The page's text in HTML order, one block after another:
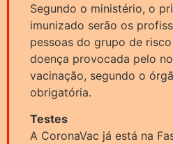
Segundo o ministério, o
imunizado serão os
pessoas do grupo de
doença provocada pelo
vacinação, segundo o
obrigatória.
Testes
A CoronaVac já está na